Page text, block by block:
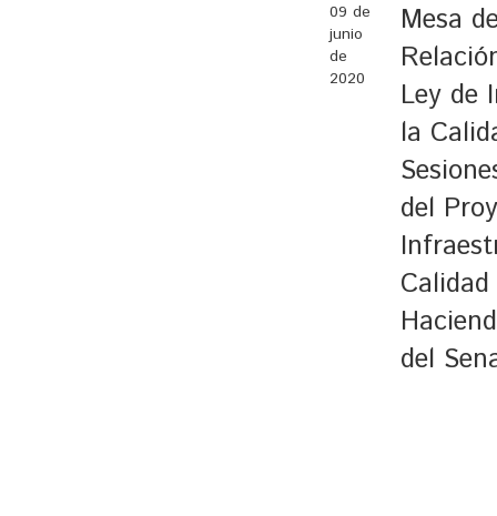
09 de
junio
de
2020
Mesa
Ley de
la
del
del